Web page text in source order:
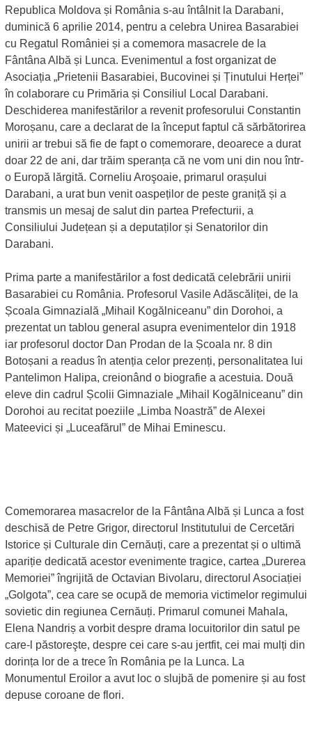
Republica Moldova și România s-au întâlnit la Darabani,
duminică 6 aprilie 2014, pentru a celebra Unirea Basarabiei
cu Regatul României și a comemora masacrele de la
Fântâna Albă și Lunca. Evenimentul a fost organizat de
Asociația „Prietenii Basarabiei, Bucovinei și Ținutului Herței”
în colaborare cu Primăria și Consiliul Local Darabani.
Deschiderea manifestărilor a revenit profesorului Constantin
Moroșanu, care a declarat de la început faptul că sărbătorirea
unirii ar trebui să fie de fapt o comemorare, deoarece a durat
doar 22 de ani, dar trăim speranța că ne vom uni din nou într-
o Europă lărgită. Corneliu Aroşoaie, primarul orașului
Darabani, a urat bun venit oaspeților de peste graniță și a
transmis un mesaj de salut din partea Prefecturii, a
Consiliului Județean și a deputaților și Senatorilor din
Darabani.
Prima parte a manifestărilor a fost dedicată celebrării unirii
Basarabiei cu România. Profesorul Vasile Adăscăliței, de la
Școala Gimnazială „Mihail Kogălniceanu” din Dorohoi, a
prezentat un tablou general asupra evenimentelor din 1918
iar profesorul doctor Dan Prodan de la Școala nr. 8 din
Botoșani a readus în atenția celor prezenți, personalitatea lui
Pantelimon Halipa, creionând o biografie a acestuia. Două
eleve din cadrul Școlii Gimnaziale „Mihail Kogălniceanu” din
Dorohoi au recitat poeziile „Limba Noastră” de Alexei
Mateevici și „Luceafărul” de Mihai Eminescu.
Comemorarea masacrelor de la Fântâna Albă și Lunca a fost
deschisă de Petre Grigor, directorul Institutului de Cercetări
Istorice și Culturale din Cernăuți, care a prezentat și o ultimă
apariție dedicată acestor evenimente tragice, cartea „Durerea
Memoriei” îngrijită de Octavian Bivolaru, directorul Asociației
„Golgota”, cea care se ocupă de memoria victimelor regimului
sovietic din regiunea Cernăuți. Primarul comunei Mahala,
Elena Nandriș a vorbit despre drama locuitorilor din satul pe
care-l păstoreşte, despre cei care s-au jertfit, cei mai mulți din
dorința lor de a trece în România pe la Lunca. La
Monumentul Eroilor a avut loc o slujbă de pomenire și au fost
depuse coroane de flori.